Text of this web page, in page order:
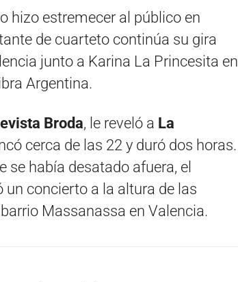
hizo estremecer al público en
de cuarteto continúa su gira
junto a Karina La Princesita en
Argentina.
Broda, le reveló a La
cerca de las 22 y duró dos horas.
se había desatado afuera, el
concierto a la altura de las
Massanassa en Valencia.